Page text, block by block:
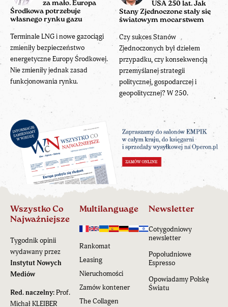
za mało. Europa
Środkowa potrzebuje
własnego rynku gazu
Terminale LNG i nowe gazociągi
zmieniły bezpieczeństwo
energetyczne Europy Środkowej.
Nie zmieniły jednak zasad
funkcjonowania rynku.
USA 250 lat. Jak
Stany Zjednoczone stały się
światowym mocarstwem
Czy sukces Stanów
Zjednoczonych był dziełem
przypadku, czy konsekwencją
przemyślanej strategii
politycznej, gospodarczej i
geopolitycznej? W 250.
Wszystko Co
Najważniejsze
Tygodnik opinii
wydawany przez
Instytut Nowych
Mediów
Red. naczelny:Prof.
Michał KLEIBER
Multilanguage
Rankomat
Leasing
Nieruchomości
Zamów kontener
The Collagen
Newsletter
Cotygodniowy
newsletter
Popołudniowe
Espresso
Opowiadamy Polskę
Światu